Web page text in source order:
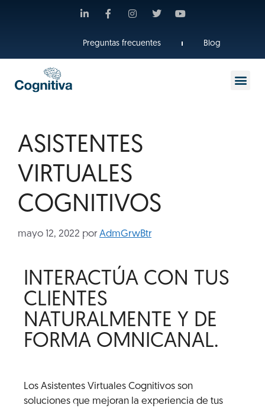
Preguntas frecuentes Blog
ASISTENTES
VIRTUALES
COGNITIVOS
mayo 12, 2022 por AdmGrwBtr
INTERACTÚA CON TUS
CLIENTES
NATURALMENTE Y DE
FORMA OMNICANAL.
Los Asistentes Virtuales Cognitivos son
soluciones que mejoran la experiencia de tus